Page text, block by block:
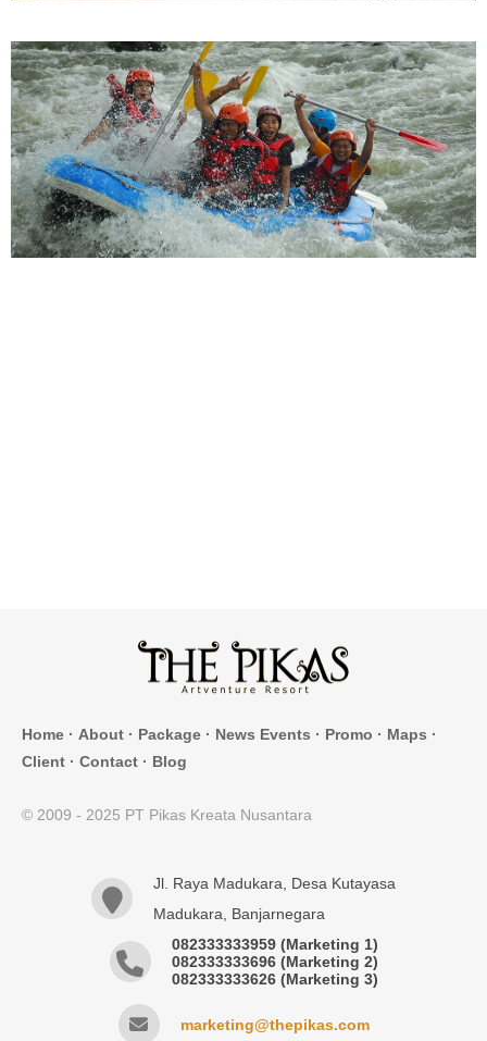
Home · About · Package · News Events · Promo · Maps ·
Client · Contact · Blog
© 2009 - 2025 PT Pikas Kreata Nusantara
Jl. Raya Madukara, Desa Kutayasa
Madukara, Banjarnegara
082333333959 (Marketing 1)
082333333696 (Marketing 2)
082333333626 (Marketing 3)
marketing@thepikas.com